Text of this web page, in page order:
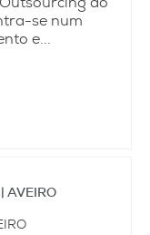
se num
e...
AVEIRO